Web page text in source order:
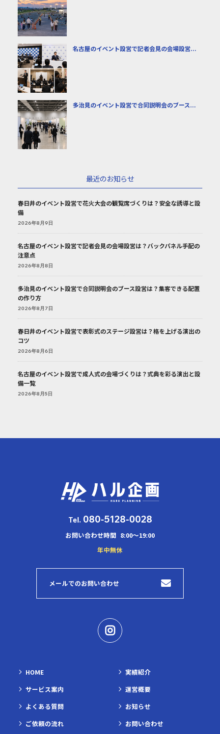
名古屋のイベント設営で記者会見の会場設営...
多治見のイベント設営で合同説明会のブース...
最近のお知らせ
春日井のイベント設営で花火大会の観覧席づくりは？安全な誘導と設
備
2026年8月9日
名古屋のイベント設営で記者会見の会場設営は？バックパネル手配の
注意点
2026年8月8日
多治見のイベント設営で合同説明会のブース設営は？集客できる配置
の作り方
2026年8月7日
春日井のイベント設営で表彰式のステージ設営は？格を上げる演出の
コツ
2026年8月6日
名古屋のイベント設営で成人式の会場づくりは？式典を彩る演出と設
備一覧
2026年8月5日
Tel. 080-5128-0028
お問い合わせ時間 8:00～19:00
年中無休
メールでのお問い合わせ
HOME
サービス案内
よくある質問
ご依頼の流れ
実績紹介
運営概要
お知らせ
お問い合わせ